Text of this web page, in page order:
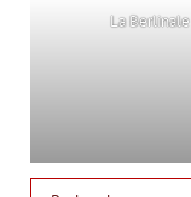
La Berlinale